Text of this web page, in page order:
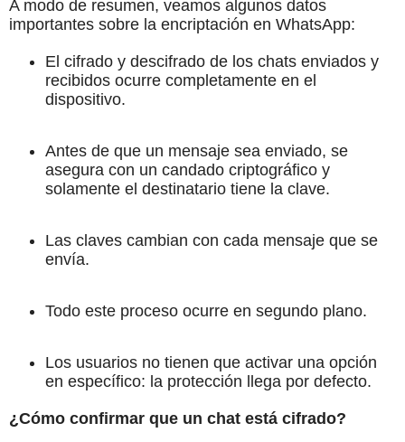
A modo de resumen, veamos algunos datos
importantes sobre la encriptación en WhatsApp:
El cifrado y descifrado de los chats enviados y
recibidos ocurre completamente en el
dispositivo.
Antes de que un mensaje sea enviado, se
asegura con un candado criptográfico y
solamente el destinatario tiene la clave.
Las claves cambian con cada mensaje que se
envía.
Todo este proceso ocurre en segundo plano.
Los usuarios no tienen que activar una opción
en específico: la protección llega por defecto.
¿Cómo confirmar que un chat está cifrado?